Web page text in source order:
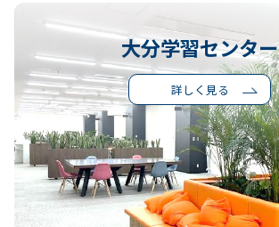
大分学習センター
詳しく見る